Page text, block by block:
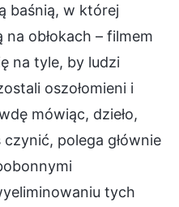
baśnią, w której
obłokach – filmem
na tyle, by ludzi
oszołomieni i
mówiąc, dzieło,
polega głównie
tych